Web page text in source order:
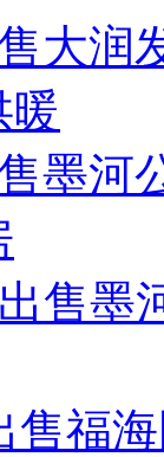
大润
暖
墨河
售
售福